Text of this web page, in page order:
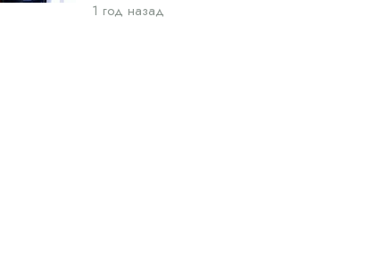
1 год назад